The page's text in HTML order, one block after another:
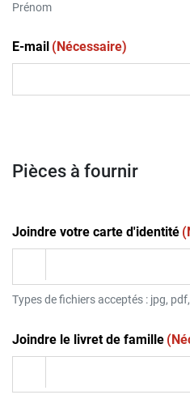
Prénom
E-mail (Nécessaire)
Pièces à fournir
Joindre votre carte d'identité
Types de fichiers acceptés : jpg,
Joindre le livret de famille